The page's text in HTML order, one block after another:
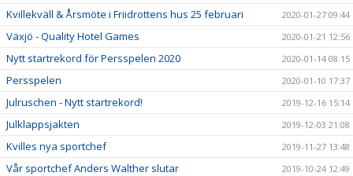
Kvillekväll & Årsmöte i Friidrottens hus 25 februari 2020-01-27 09:44
Växjö - Quality Hotel Games 2020-01-21 12:56
Nytt startrekord för Persspelen 2020 2020-01-14 08:15
Persspelen 2020-01-10 17:37
Julruschen - Nytt startrekord! 2019-12-16 15:14
Julklappsjakten 2019-12-03 21:08
Kvilles nya sportchef 2019-11-27 13:48
Vår sportchef Anders Walther slutar 2019-10-24 12:49